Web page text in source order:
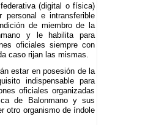
(digital o física)
e intransferible
de miembro de la
y le habilita para
oficiales siempre con
caso rijan las mismas.
estar en posesión de la
indispensable para
oficiales organizadas
de Balonmano y sus
otro organismo de índole